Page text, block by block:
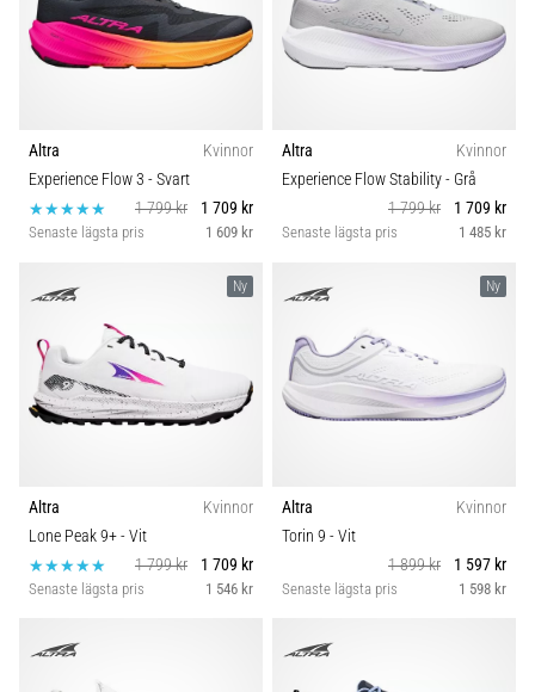
Altra
Kvinnor
Experience Flow 3 - Svart
1 799 kr
1 709 kr
Senaste lägsta pris 1 609 kr
Altra
Kvinnor
Experience Flow Stability- Grå
1 799 kr
1 709 kr
Senaste lägsta pris 1 485 kr
Ny
Altra
Kvinnor
Lone Peak 9+- Vit
1 799 kr
1 709 kr
Senaste lägsta pris 1 546 kr
Ny
Altra
Kvinnor
Torin 9 - Vit
1 899 kr
1 597 kr
Senaste lägsta pris 1 598 kr